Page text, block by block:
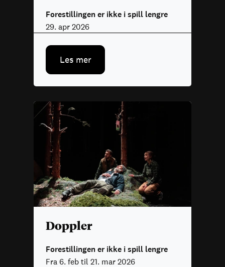
Forestillingen er ikke i spill lengre
29. apr 2026
Les mer
Doppler
Forestillingen er ikke i spill lengre
Fra 6. feb til 21. mar 2026